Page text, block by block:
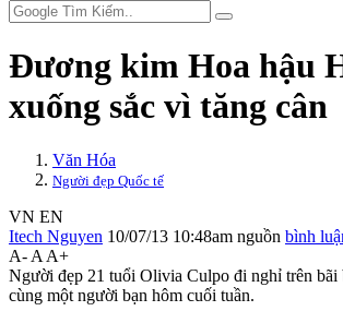
Đương kim Hoa hậu
xuống sắc vì tăng cân
Văn Hóa
Người đẹp Quốc tế
VN EN
Itech Nguyen 10/07/13 10:48am nguồn bình
A- A A+
Người đẹp 21 tuổi Olivia Culpo đi nghỉ trên bãi
cùng một người bạn hôm cuối tuần.